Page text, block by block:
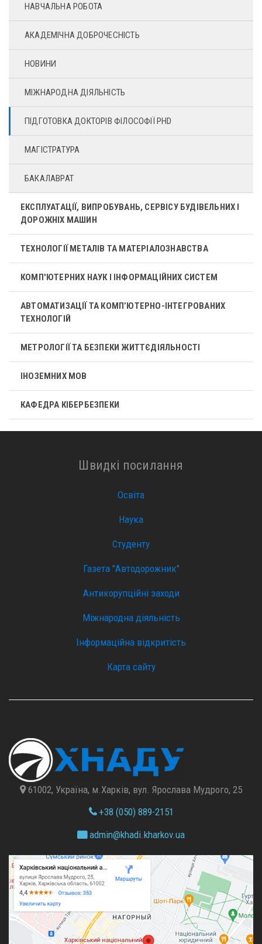
НАВЧАЛЬНА РОБОТА
АКАДЕМІЧНА ДОБРОЧЕСНІСТЬ
НОВИНИ
МІЖНАРОДНА ДІЯЛЬНІСТЬ
ПІДГОТОВКА ДОКТОРІВ ФІЛОСОФІЇ PHD
МАГІСТРАТУРА
БАКАЛАВРАТ
ЕКСПЛУАТАЦІЇ, ВИПРОБУВАНЬ, СЕРВІСУ БУДІВЕЛЬНИХ І
ДОРОЖНІХ МАШИН
ТЕХНОЛОГІЇ МЕТАЛІВ ТА МАТЕРІАЛОЗНАВСТВА
КОМП'ЮТЕРНИХ НАУК І ІНФОРМАЦІЙНИХ СИСТЕМ
АВТОМАТИЗАЦІЇ ТА КОМП’ЮТЕРНО-ІНТЕГРОВАНИХ
ТЕХНОЛОГІЙ
МЕТРОЛОГІЇ ТА БЕЗПЕКИ ЖИТТЄДІЯЛЬНОСТІ
ІНОЗЕМНИХ МОВ
КАФЕДРА КІБЕРБЕЗПЕКИ
Швидкі посилання
Освіта
Наука
Студенту
Газета "Автодорожник"
Антикорупційні заходи
Міжнародна діяльність
Інформаційна відкритість
Карта сайту
61002, Україна, м.Харків, вул. Ярослава Мудрого, 25
+38 (050) 889-2151
admin@khadi.kharkov.ua